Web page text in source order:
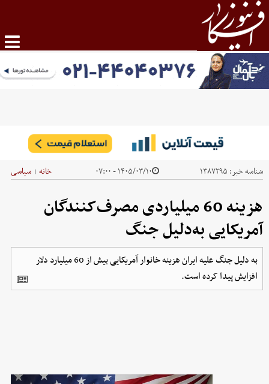
شناسه خبر: ۱۳۸۷۲۹۵ ۱۴۰۵/۰۳/۱۰ - ۰۷:۰۰ خانه | سیاسی
هزینه 60 میلیاردی مصرف‌کنندگان
آمریکایی به‌دلیل جنگ
به دلیل جنگ علیه ایران هزینه خانوار آمریکایی بیش از 60 میلیارد دلار
افزایش پیدا کرده است.